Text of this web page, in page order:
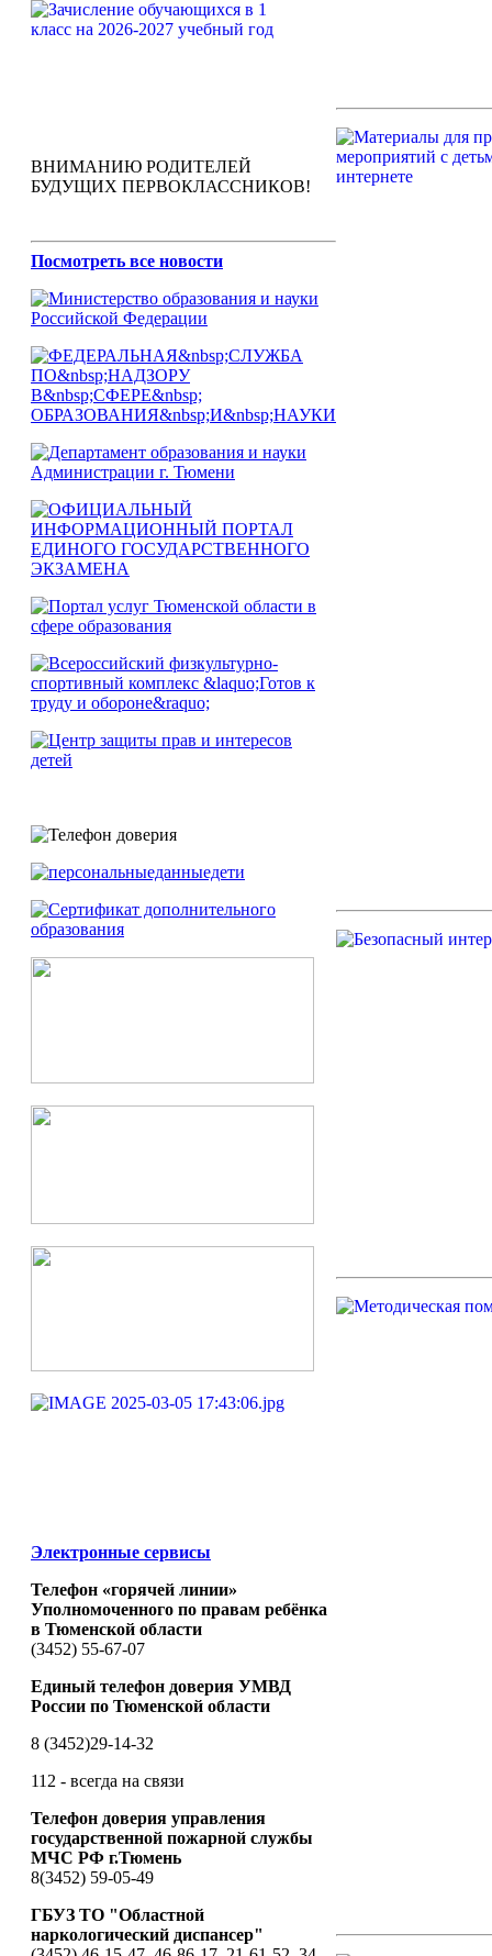
ВНИМАНИЮ РОДИТЕЛЕЙ
БУДУЩИХ ПЕРВОКЛАССНИКОВ!
Посмотреть все новости
Электронные сервисы
Телефон «горячей линии»
Уполномоченного по правам ребёнка
в Тюменской области
(3452) 55-67-07
Единый телефон доверия УМВД
России по Тюменской области
8 (3452)29-14-32
112 - всегда на связи
Телефон доверия управления
государственной пожарной службы
МЧС РФ г.Тюмень
8(3452) 59-05-49
ГБУЗ ТО "Областной
наркологический диспансер"